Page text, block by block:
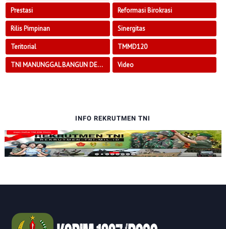
Prestasi Reformasi Birokrasi
Rilis Pimpinan Sinergitas
Teritorial TMMD120
TNI MANUNGGAL BANGUN DESA Video
INFO REKRUTMEN TNI